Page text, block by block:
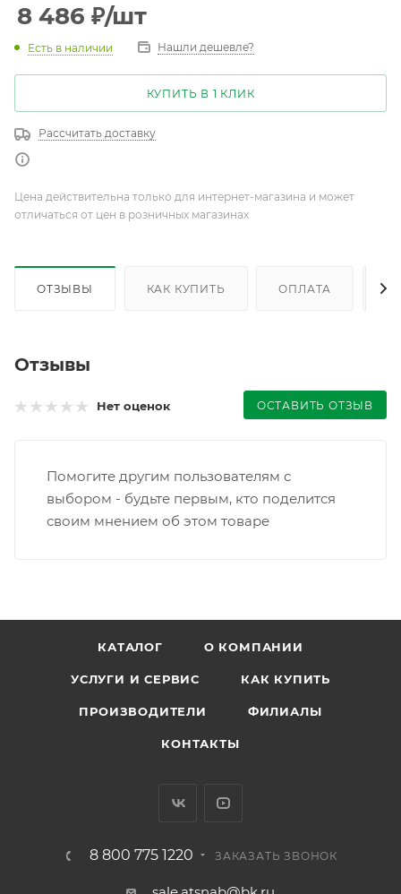
8 486 ₽/шт
Есть в наличии Нашли дешевле?
КУПИТЬ В 1 КЛИК
Рассчитать доставку
Цена действительна только для интернет-магазина и может
отличаться от цен в розничных магазинах
ОТЗЫВЫ КАК КУПИТЬ ОПЛАТА
Отзывы
Нет оценок ОСТАВИТЬ ОТЗЫВ
Помогите другим пользователям с
выбором - будьте первым, кто поделится
своим мнением об этом товаре
КАТАЛОГ О КОМПАНИИ
УСЛУГИ И СЕРВИС КАК КУПИТЬ
ПРОИЗВОДИТЕЛИ ФИЛИАЛЫ
КОНТАКТЫ
8 800 775 1220 ЗАКАЗАТЬ ЗВОНОК